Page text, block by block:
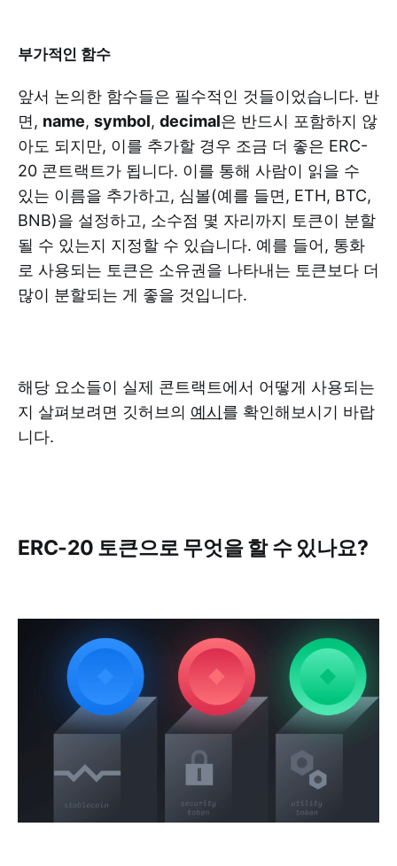
부가적인 함수
앞서 논의한 함수들은 필수적인 것들이었습니다. 반
면, name, symbol, decimal은 반드시 포함하지 않
아도 되지만, 이를 추가할 경우 조금 더 좋은 ERC-
20 콘트랙트가 됩니다. 이를 통해 사람이 읽을 수
있는 이름을 추가하고, 심볼(예를 들면, ETH, BTC,
BNB)을 설정하고, 소수점 몇 자리까지 토큰이 분할
될 수 있는지 지정할 수 있습니다. 예를 들어, 통화
로 사용되는 토큰은 소유권을 나타내는 토큰보다 더
많이 분할되는 게 좋을 것입니다.
해당 요소들이 실제 콘트랙트에서 어떻게 사용되는
지 살펴보려면 깃허브의 예시를 확인해보시기 바랍
니다.
ERC-20 토큰으로 무엇을 할 수 있나요?